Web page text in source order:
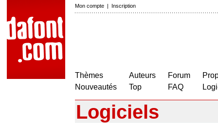
Mon compte | Inscription
Thèmes
Nouveautés
Auteurs
Top
Forum
FAQ
Logiciels